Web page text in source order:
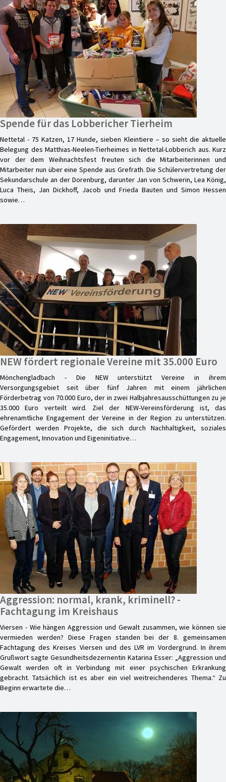
Spende für das Lobbericher Tierheim
Nettetal - 75 Katzen, 17 Hunde, sieben Kleintiere – so sieht die aktuelle
Belegung des Matthias-Neelen-Tierheimes in Nettetal-Lobberich aus. Kurz
vor der dem Weihnachtsfest freuten sich die Mitarbeiterinnen und
Mitarbeiter nun über eine Spende aus Grefrath. Die Schülervertretung der
Sekundarschule an der Dorenburg, darunter Jan von Schwerin, Lea König,
Luca Theis, Jan Dickhoff, Jacob und Frieda Bauten und Simon Hessen
sowie…
NEW fördert regionale Vereine mit 35.000 Euro
Mönchengladbach - Die NEW unterstützt Vereine in ihrem
Versorgungsgebiet seit über fünf Jahren mit einem jährlichen
Förderbetrag von 70.000 Euro, der in zwei Halbjahresausschüttungen zu je
35.000 Euro verteilt wird. Ziel der NEW-Vereinsförderung ist, das
ehrenamtliche Engagement der Vereine in der Region zu unterstützen.
Gefördert werden Projekte, die sich durch Nachhaltigkeit, soziales
Engagement, Innovation und Eigeninitiative…
Aggression: normal, krank, kriminell? -
Fachtagung im Kreishaus
Viersen - Wie hängen Aggression und Gewalt zusammen, wie können sie
vermieden werden? Diese Fragen standen bei der 8. gemeinsamen
Fachtagung des Kreises Viersen und des LVR im Vordergrund. In ihrem
Grußwort sagte Gesundheitsdezernentin Katarina Esser: „Aggression und
Gewalt werden oft in Verbindung mit einer psychischen Erkrankung
gebracht. Tatsächlich ist es aber ein viel weitreichenderes Thema.“ Zu
Beginn erwartete die…